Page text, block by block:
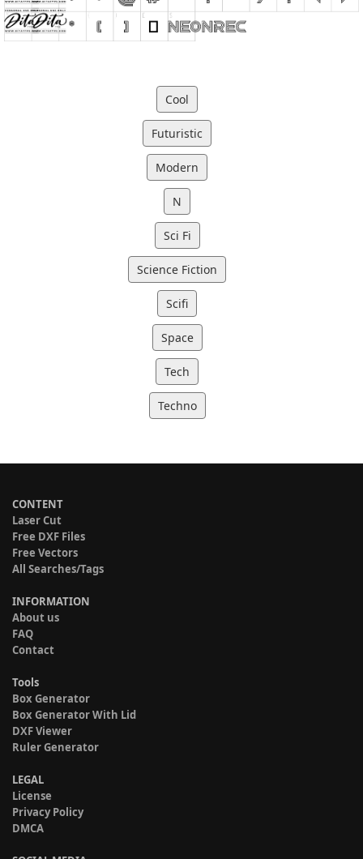
Cool
Futuristic
Modern
N
Sci Fi
Science Fiction
Scifi
Space
Tech
Techno
CONTENT
Laser Cut
Free DXF Files
Free Vectors
All Searches/Tags
INFORMATION
About us
FAQ
Contact
Tools
Box Generator
Box Generator With Lid
DXF Viewer
Ruler Generator
LEGAL
License
Privacy Policy
DMCA